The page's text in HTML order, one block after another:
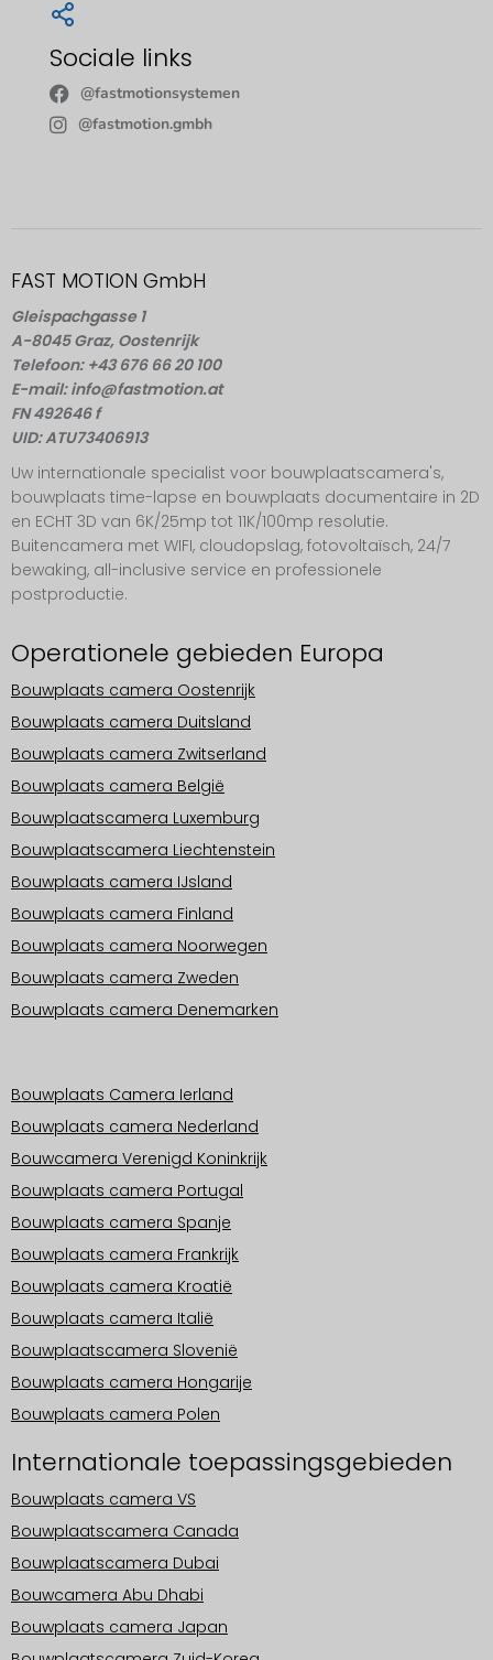
Sociale links
@fastmotionsystemen
@fastmotion.gmbh
FAST MOTION GmbH
Gleispachgasse 1
A-8045 Graz, Oostenrijk
Telefoon: +43 676 66 20 100
E-mail: info@fastmotion.at
FN 492646 f
UID: ATU73406913
Uw internationale specialist voor bouwplaatscamera's,
bouwplaats time-lapse en bouwplaats documentaire in 2D
en ECHT 3D van 6K/25mp tot 11K/100mp resolutie.
Buitencamera met WIFI, cloudopslag, fotovoltaïsch, 24/7
bewaking, all-inclusive service en professionele
postproductie.
Operationele gebieden Europa
Bouwplaats camera Oostenrijk
Bouwplaats camera Duitsland
Bouwplaats camera Zwitserland
Bouwplaats camera België
Bouwplaatscamera Luxemburg
Bouwplaatscamera Liechtenstein
Bouwplaats camera IJsland
Bouwplaats camera Finland
Bouwplaats camera Noorwegen
Bouwplaats camera Zweden
Bouwplaats camera Denemarken
Bouwplaats Camera Ierland
Bouwplaats camera Nederland
Bouwcamera Verenigd Koninkrijk
Bouwplaats camera Portugal
Bouwplaats camera Spanje
Bouwplaats camera Frankrijk
Bouwplaats camera Kroatië
Bouwplaats camera Italië
Bouwplaatscamera Slovenië
Bouwplaats camera Hongarije
Bouwplaats camera Polen
Internationale toepassingsgebieden
Bouwplaats camera VS
Bouwplaatscamera Canada
Bouwplaatscamera Dubai
Bouwcamera Abu Dhabi
Bouwplaats camera Japan